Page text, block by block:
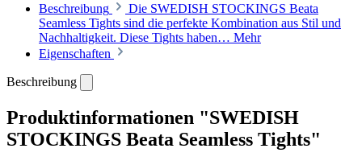
Beschreibung
Die SWEDISH STOCKINGS Beata
Seamless Tights sind die perfekte Kombination aus Stil und
Nachhaltigkeit. Diese Tights haben… Mehr
Eigenschaften
Beschreibung
Produktinformationen "SWEDISH
STOCKINGS Beata Seamless Tights"